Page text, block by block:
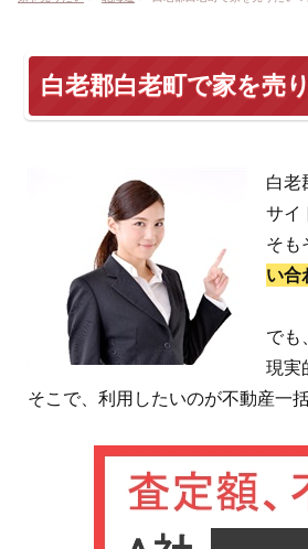
白老郡白老町で家を売
白老
サイ
そも
い合
でも
現実
そこで、利用したいのが不動産一